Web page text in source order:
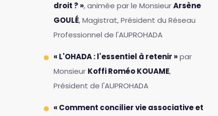
droit ? », animée par le MonsieurArsène
GOULÉ, Magistrat, Président du Réseau
Professionnel de l'AUPROHADA
« L'OHADA : l'essentiel à retenir »par
Monsieur Koffi Roméo KOUAME,
Président de l'AUPROHADA
« Comment concilier vie associative et